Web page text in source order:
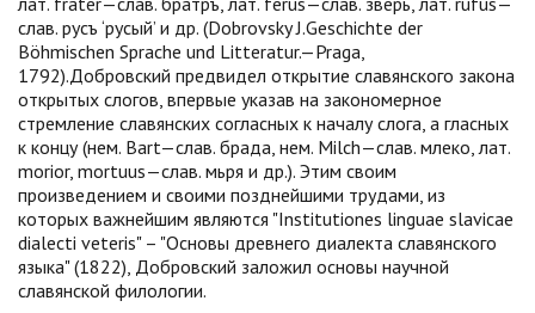
cлав. русъ ‘русый’ и др. (Dobrovsky J.Geschichte der
Böhmischen Sprache und Litteratur.—Praga,
1792).Добровский предвидел открытие славянского закона
открытых слогов, впервые указав на закономерное
стремление славянских согласных к началу слога, а гласных
к концу (нем. Bart—cлав. брада, нем. Milch—слав. млеко, лат.
morior, mortuus—слав. мьря и др.). Этим своим
произведением и своими позднейшими трудами, из
которых важнейшим являются "Institutiones linguae slavicae
dialecti veteris" – "Основы древнего диалекта славянского
языка" (1822), Добровский заложил основы научной
славянской филологии.